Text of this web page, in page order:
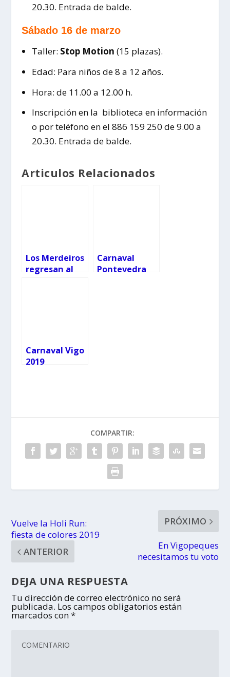
20.30. Entrada de balde.
Sábado 16 de marzo
Taller: Stop Motion (15 plazas).
Edad: Para niños de 8 a 12 años.
Hora: de 11.00 a 12.00 h.
Inscripción en la biblioteca en información
o por teléfono en el 886 159 250 de 9.00 a
20.30. Entrada de balde.
Articulos Relacionados
Los Merdeiros
regresan al
Carnaval
Pontevedra
Carnaval Vigo
2019
COMPARTIR:
Vuelve la Holi Run:
fiesta de colores 2019
ANTERIOR
PRÓXIMO
En Vigopeques
necesitamos tu voto
DEJA UNA RESPUESTA
Tu dirección de correo electrónico no será
publicada. Los campos obligatorios están
marcados con*